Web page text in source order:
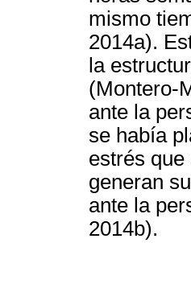
mismo
2014a).
la
(Montero-
ante la
se había
estrés
generan
ante la
2014b).